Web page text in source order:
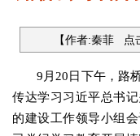
【作者:秦菲 点
9月20日下午，路
传达学习习近平总书
的建设工作领导小组